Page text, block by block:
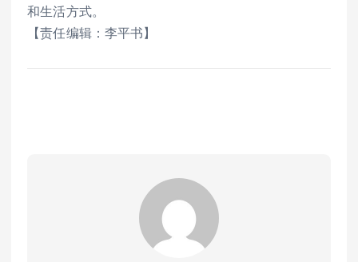
和生活方式。
【责任编辑：李平书】